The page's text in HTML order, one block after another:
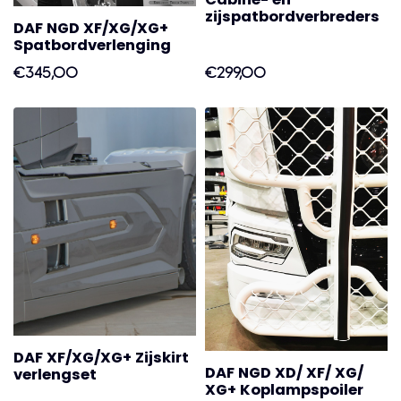
DAF NGD XF/XG/XG+
Spatbordverlenging
€345,00
zijspatbordverbreders
€299,00
DAF XF/XG/XG+ Zijskirt
verlengset
DAF NGD XD/ XF/ XG/
XG+ Koplampspoiler